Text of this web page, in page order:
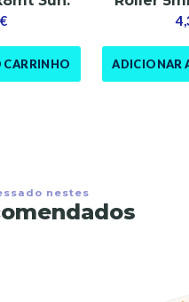
ADICIONAR
nestes